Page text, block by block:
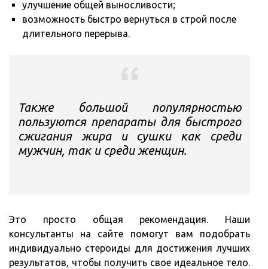
улучшение общей выносливости;
возможность быстро вернуться в строй после
длительного перерыва.
Также большой популярностью
пользуются препараты для быстрого
сжигания жира и сушки как среди
мужчин, так и среди женщин.
Это просто общая рекомендация. Наши
консультанты на сайте помогут вам подобрать
индивидуально стероиды для достижения лучших
результатов, чтобы получить свое идеальное тело.